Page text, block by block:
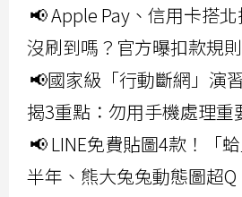
📢 Apple Pay、信用卡搭
沒刷到嗎？官方曝扣款規
📢國家級「行動斷網」演
揭3重點：勿用手機處理重
📢 LINE免費貼圖4款！「
半年、熊大兔兔動態圖超Q